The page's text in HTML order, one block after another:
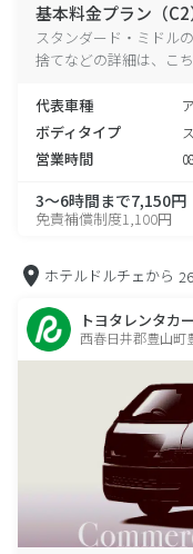
基本料金プラン（C2
スタンダード・ミドル
捨てなどの詳細は、こ
代表車種
ボディタイプ
営業時間
3～6時間まで7,150円
免責補償制度1,100円
ホテルドルチェから
トヨタレンタカ
西春日井郡豊山町